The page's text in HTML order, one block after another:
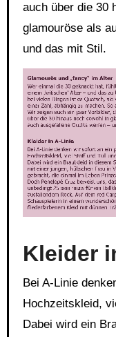
auch über die 30
glamouröse als
und das mit Stil.
Link
Kleider
Bei A-Linie
Hochzeitskleid,
Dabei wird ein